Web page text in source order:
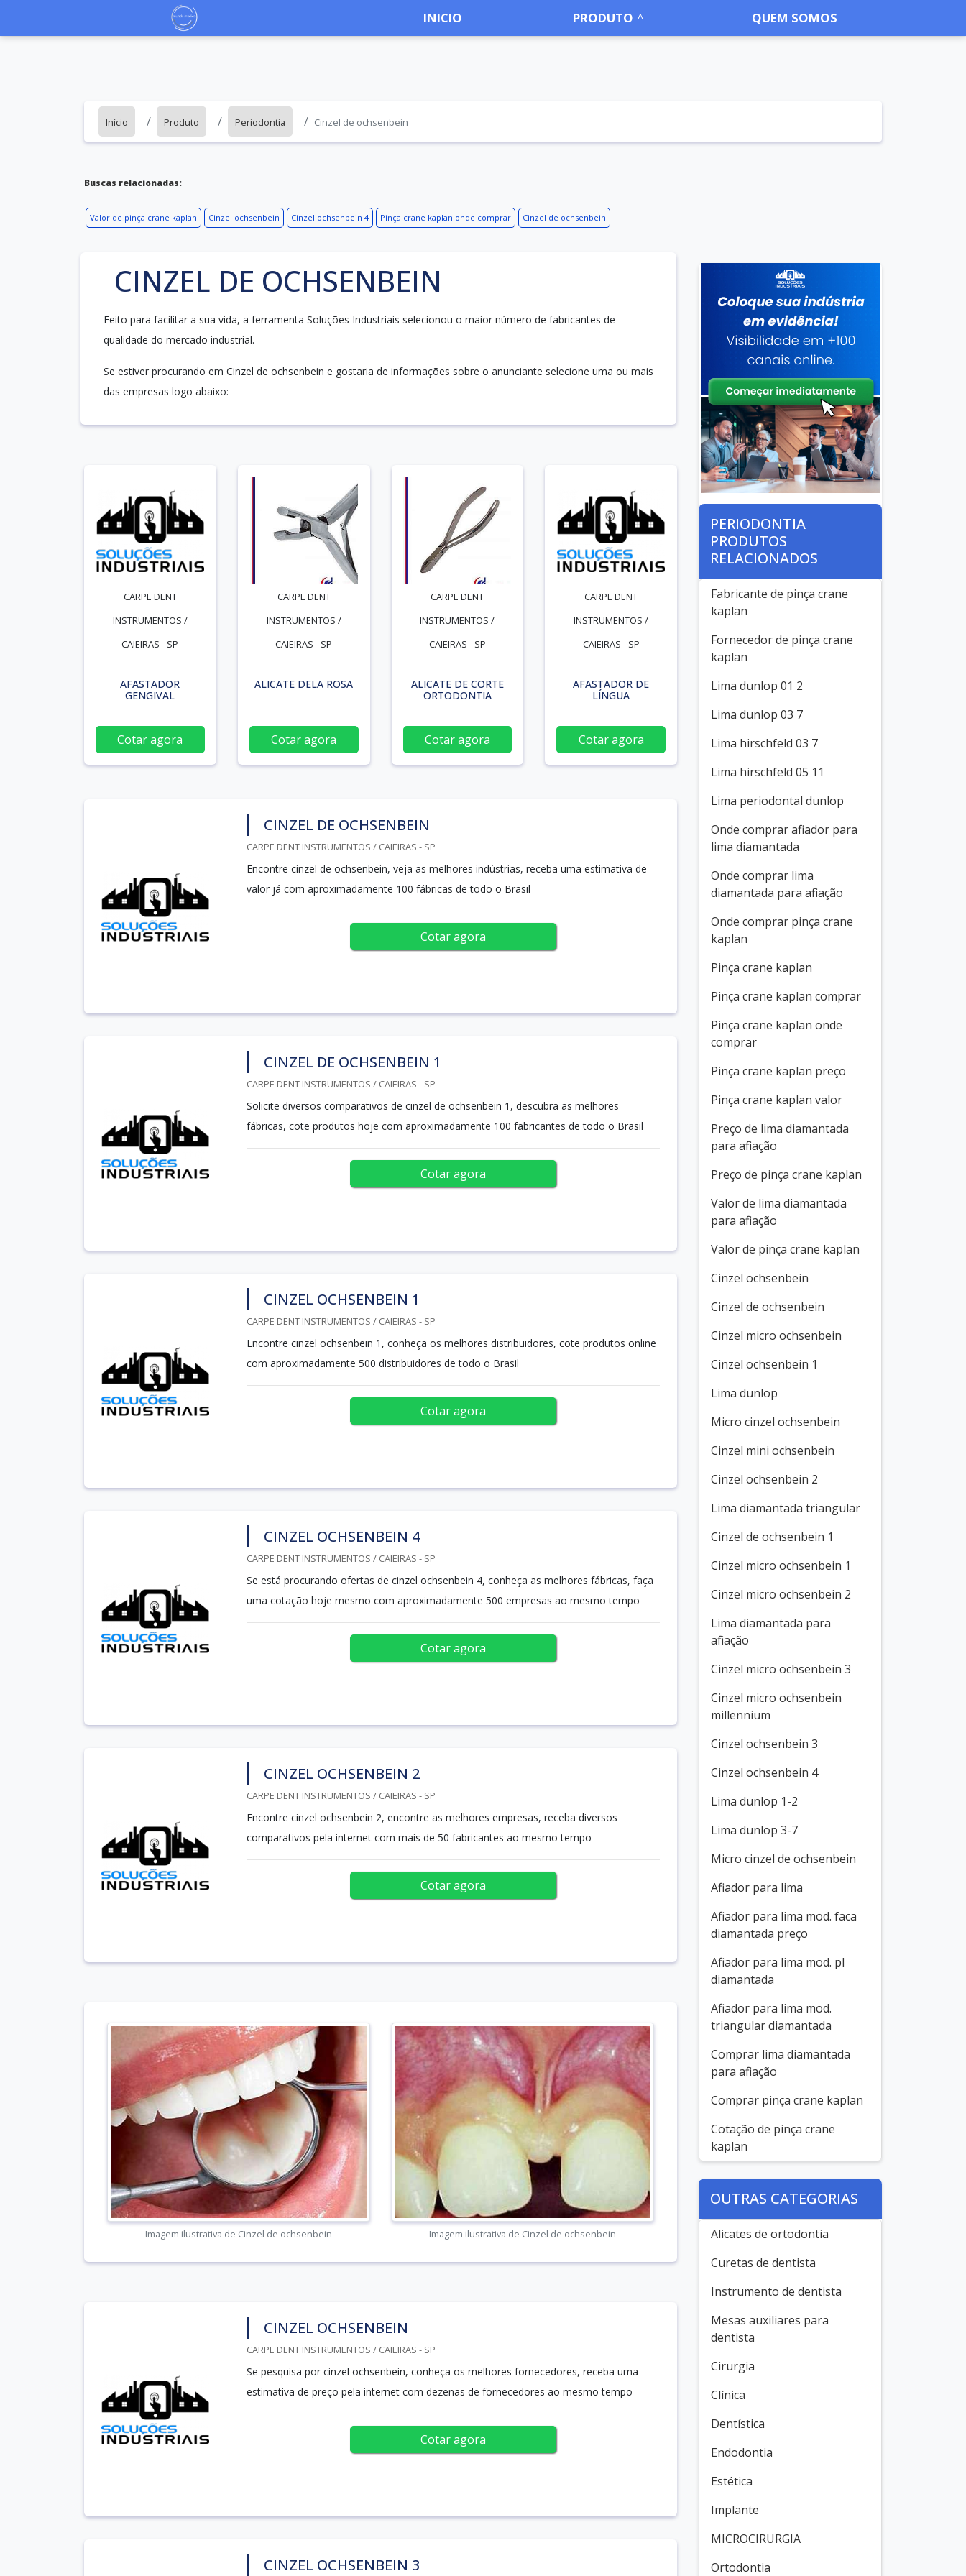
INICIO PRODUTO QUEM SOMOS
Início Produto Periodontia Cinzel de ochsenbein
Buscas relacionadas:
Valor de pinça crane kaplan Cinzel ochsenbein Cinzel ochsenbein 4 Pinça crane kaplan onde comprar Cinzel de ochsenbein
CINZEL DE OCHSENBEIN
Feito para facilitar a sua vida, a ferramenta Soluções Industriais selecionou o maior número de fabricantes de
qualidade do mercado industrial.
Se estiver procurando em Cinzel de ochsenbein e gostaria de informações sobre o anunciante selecione uma ou mais
das empresas logo abaixo:
CARPE DENT
INSTRUMENTOS /
CAIEIRAS - SP
AFASTADOR
GENGIVAL
Cotar agora
CARPE DENT
INSTRUMENTOS /
CAIEIRAS - SP
ALICATE DELA ROSA
Cotar agora
CARPE DENT
INSTRUMENTOS /
CAIEIRAS - SP
ALICATE DE CORTE
ORTODONTIA
Cotar agora
CARPE DENT
INSTRUMENTOS /
CAIEIRAS - SP
AFASTADOR DE
LÍNGUA
Cotar agora
CINZEL DE OCHSENBEIN
CARPE DENT INSTRUMENTOS / CAIEIRAS - SP
Encontre cinzel de ochsenbein, veja as melhores indústrias, receba uma estimativa de
valor já com aproximadamente 100 fábricas de todo o Brasil
Cotar agora
CINZEL DE OCHSENBEIN 1
CARPE DENT INSTRUMENTOS / CAIEIRAS - SP
Solicite diversos comparativos de cinzel de ochsenbein 1, descubra as melhores
fábricas, cote produtos hoje com aproximadamente 100 fabricantes de todo o Brasil
Cotar agora
CINZEL OCHSENBEIN 1
CARPE DENT INSTRUMENTOS / CAIEIRAS - SP
Encontre cinzel ochsenbein 1, conheça os melhores distribuidores, cote produtos online
com aproximadamente 500 distribuidores de todo o Brasil
Cotar agora
CINZEL OCHSENBEIN 4
CARPE DENT INSTRUMENTOS / CAIEIRAS - SP
Se está procurando ofertas de cinzel ochsenbein 4, conheça as melhores fábricas, faça
uma cotação hoje mesmo com aproximadamente 500 empresas ao mesmo tempo
Cotar agora
CINZEL OCHSENBEIN 2
CARPE DENT INSTRUMENTOS / CAIEIRAS - SP
Encontre cinzel ochsenbein 2, encontre as melhores empresas, receba diversos
comparativos pela internet com mais de 50 fabricantes ao mesmo tempo
Cotar agora
Imagem ilustrativa de Cinzel de ochsenbein Imagem ilustrativa de Cinzel de ochsenbein
CINZEL OCHSENBEIN
CARPE DENT INSTRUMENTOS / CAIEIRAS - SP
Se pesquisa por cinzel ochsenbein, conheça os melhores fornecedores, receba uma
estimativa de preço pela internet com dezenas de fornecedores ao mesmo tempo
Cotar agora
CINZEL OCHSENBEIN 3
PERIODONTIA
PRODUTOS
RELACIONADOS
Fabricante de pinça crane
kaplan
Fornecedor de pinça crane
kaplan
Lima dunlop 01 2
Lima dunlop 03 7
Lima hirschfeld 03 7
Lima hirschfeld 05 11
Lima periodontal dunlop
Onde comprar afiador para
lima diamantada
Onde comprar lima
diamantada para afiação
Onde comprar pinça crane
kaplan
Pinça crane kaplan
Pinça crane kaplan comprar
Pinça crane kaplan onde
comprar
Pinça crane kaplan preço
Pinça crane kaplan valor
Preço de lima diamantada
para afiação
Preço de pinça crane kaplan
Valor de lima diamantada
para afiação
Valor de pinça crane kaplan
Cinzel ochsenbein
Cinzel de ochsenbein
Cinzel micro ochsenbein
Cinzel ochsenbein 1
Lima dunlop
Micro cinzel ochsenbein
Cinzel mini ochsenbein
Cinzel ochsenbein 2
Lima diamantada triangular
Cinzel de ochsenbein 1
Cinzel micro ochsenbein 1
Cinzel micro ochsenbein 2
Lima diamantada para
afiação
Cinzel micro ochsenbein 3
Cinzel micro ochsenbein
millennium
Cinzel ochsenbein 3
Cinzel ochsenbein 4
Lima dunlop 1-2
Lima dunlop 3-7
Micro cinzel de ochsenbein
Afiador para lima
Afiador para lima mod. faca
diamantada preço
Afiador para lima mod. pl
diamantada
Afiador para lima mod.
triangular diamantada
Comprar lima diamantada
para afiação
Comprar pinça crane kaplan
Cotação de pinça crane
kaplan
OUTRAS CATEGORIAS
Alicates de ortodontia
Curetas de dentista
Instrumento de dentista
Mesas auxiliares para
dentista
Cirurgia
Clínica
Dentística
Endodontia
Estética
Implante
MICROCIRURGIA
Ortodontia